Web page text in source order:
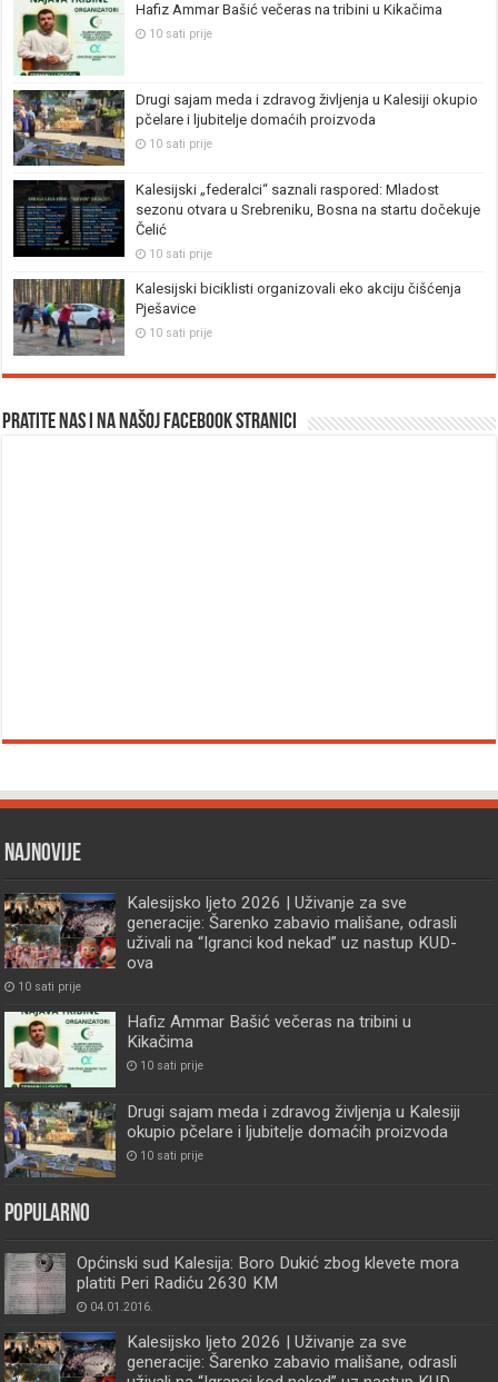
Hafiz Ammar Bašić večeras na tribini u Kikačima
10 sati prije
Drugi sajam meda i zdravog življenja u Kalesiji okupio
pčelare i ljubitelje domaćih proizvoda
10 sati prije
Kalesijski „federalci“ saznali raspored: Mladost
sezonu otvara u Srebreniku, Bosna na startu dočekuje
Čelić
10 sati prije
Kalesijski biciklisti organizovali eko akciju čišćenja
Pješavice
10 sati prije
Pratite nas i na našoj facebook stranici
Najnovije
Kalesijsko ljeto 2026 | Uživanje za sve
generacije: Šarenko zabavio mališane, odrasli
uživali na “Igranci kod nekad” uz nastup KUD-
ova
10 sati prije
Hafiz Ammar Bašić večeras na tribini u
Kikačima
10 sati prije
Drugi sajam meda i zdravog življenja u Kalesiji
okupio pčelare i ljubitelje domaćih proizvoda
10 sati prije
Popularno
Općinski sud Kalesija: Boro Dukić zbog klevete mora
platiti Peri Radiću 2630 KM
04.01.2016.
Kalesijsko ljeto 2026 | Uživanje za sve
generacije: Šarenko zabavio mališane, odrasli